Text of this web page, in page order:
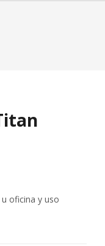
oficina y uso